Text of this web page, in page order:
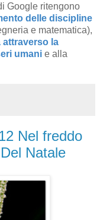
Google ritengono
delle discipline
e matematica),
attraverso la
umani e alla
Nel freddo
Natale